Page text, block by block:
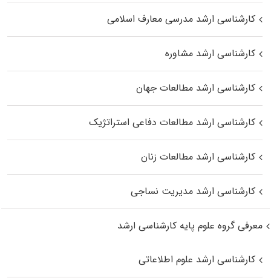
کارشناسی ارشد مدرسی معارف اسلامی
کارشناسی ارشد مشاوره
کارشناسی ارشد مطالعات جهان
کارشناسی ارشد مطالعات دفاعی استراتژیک
کارشناسی ارشد مطالعات زنان
کارشناسی ارشد مدیریت نساجی
معرفی گروه علوم پایه کارشناسی ارشد
کارشناسی ارشد علوم اطلاعاتی